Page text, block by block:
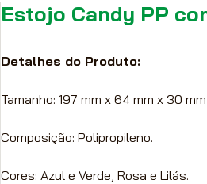
Estojo Candy PP
Detalhes do Produto:
Tamanho: 197 mm x 64 mm x 30 mm
Composição: Polipropileno.
Cores: Azul e Verde, Rosa e Lilás.